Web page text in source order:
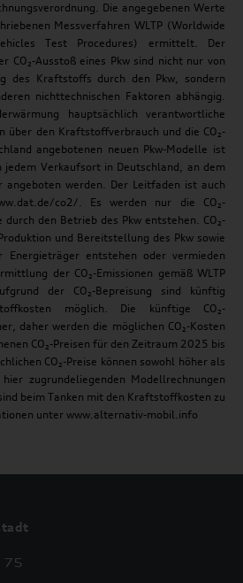
Die angegebenen Werte
Messverfahren WLTP (Worldwide
Test Procedures) ermittelt. Der
CO₂-Ausstoß eines Pkw sind nicht nur von
des Kraftstoffs durch den Pkw, sondern
nichttechnischen Faktoren abhängig.
hauptsächlich verantwortliche
über den Kraftstoffverbrauch und die CO₂-
angebotenen neuen Pkw-Modelle ist
Verkaufsort in Deutschland, an dem
angeboten werden. Der Leitfaden ist auch
co2/. Es werden nur die CO₂-
durch den Betrieb des Pkw entstehen. CO₂-
und Bereitstellung des Pkw sowie
entstehen oder vermieden
der CO₂-Emissionen gemäß WLTP
der CO₂-Bepreisung sind künftig
möglich. Die künftige CO₂-
daher werden die möglichen CO₂-Kosten
CO₂-Preisen für den Zeitraum 2025 bis
CO₂-Preise können sowohl höher als
zugrundeliegenden Modellrechnungen
beim Tanken mit den Kraftstoffkosten zu
unter www.alternativ-mobil.info
75